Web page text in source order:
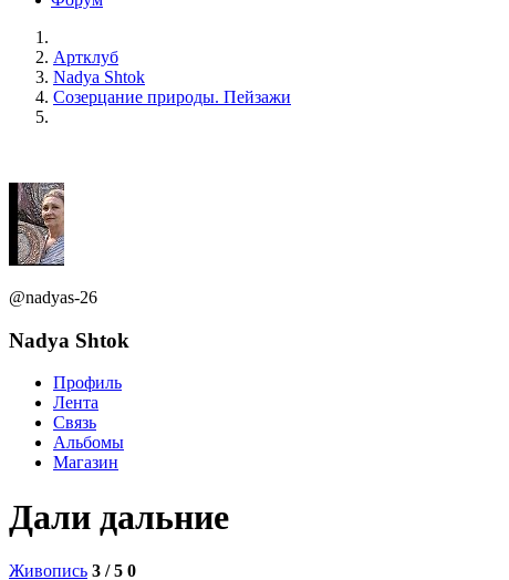
Артклуб
Nadya Shtok
Созерцание природы. Пейзажи
@nadyas-26
Nadya Shtok
Профиль
Лента
Связь
Альбомы
Магазин
Дали дальние
Живопись 3 / 5 0